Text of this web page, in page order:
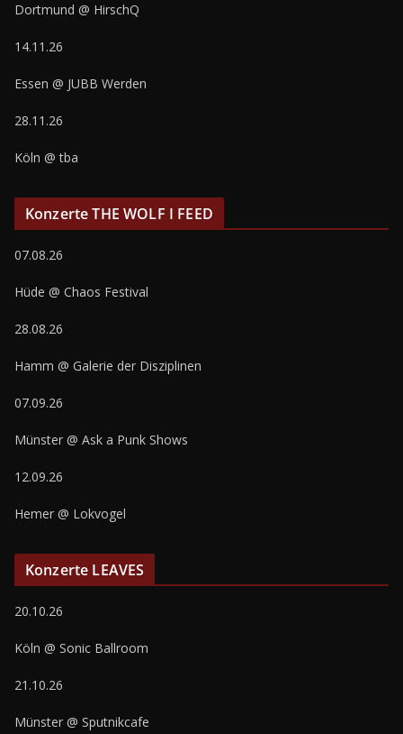
Dortmund @ HirschQ
14.11.26
Essen @ JUBB Werden
28.11.26
Köln @ tba
Konzerte THE WOLF I FEED
07.08.26
Hüde @ Chaos Festival
28.08.26
Hamm @ Galerie der Disziplinen
07.09.26
Münster @ Ask a Punk Shows
12.09.26
Hemer @ Lokvogel
Konzerte LEAVES
20.10.26
Köln @ Sonic Ballroom
21.10.26
Münster @ Sputnikcafe